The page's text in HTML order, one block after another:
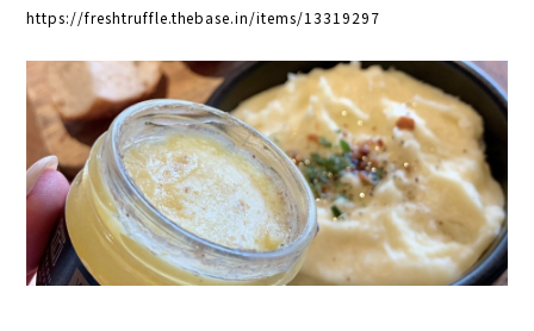
https://freshtruffle.thebase.in/items/13319297